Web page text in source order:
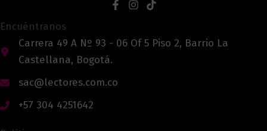
Encuéntranos
Carrera 49 A Nº 93 - 06 Of 5 Piso 2, Barrio La
Castellana, Bogotá.
sac@lectores.com.co
+57 304 4251642